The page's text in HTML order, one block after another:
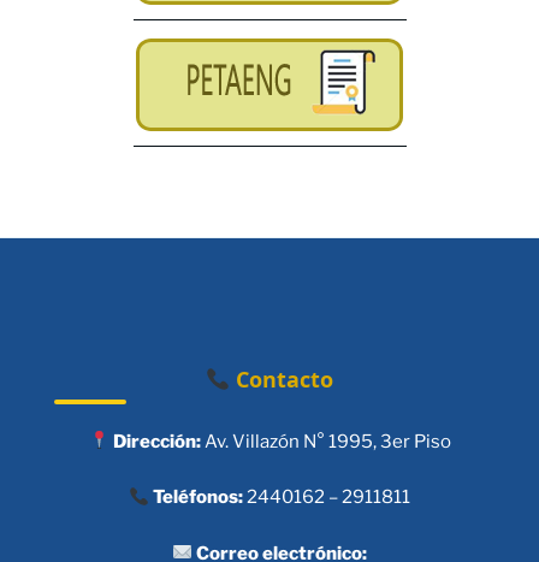
Contacto
Dirección:Av. Villazón N° 1995, 3er Piso
Teléfonos:2440162 – 2911811
Correo electrónico: